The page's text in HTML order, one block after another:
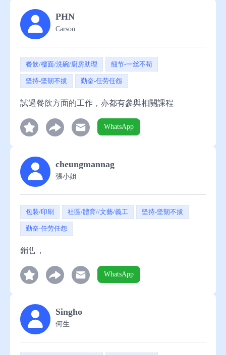
PHN
Carson
餐飲/樓面/洗碗/廚房助理 细节-一丝不苟
坚持-坚韧不拔 勤奋-任劳任怨
試過餐飲方面的工作，亦都有參與相關課程
WhatsApp
cheungmannag
張小姐
包裝/印刷 社區/體育//文藝/義工 坚持-坚韧不拔
勤奋-任劳任怨
銷售，
WhatsApp
Singho
何生